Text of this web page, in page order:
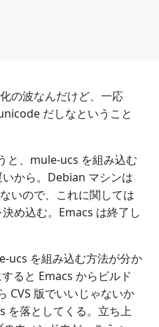
の波なんだけど、一応
だしなということ
と、mule-ucs を組み込む
から。Debian マシンは
いので、これに関しては
め込む。Emacs は終了し
ucs を組み込む方法が分か
ると Emacs からビルド
CVS 版でいいじゃないか
を落としてくる。立ち上